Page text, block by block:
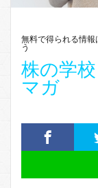
無料で得られる情
う
株の学
マガ